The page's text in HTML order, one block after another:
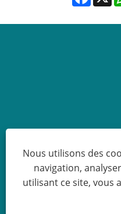
Nous utilisons des
navigation,
utilisant ce site, vous